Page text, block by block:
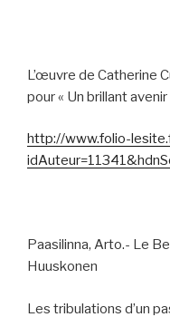
L’œuvre de Catherine
pour « Un brillant avenir
http://www.folio-
Paasilinna, Arto.- Le
Huuskonen
Les tribulations d’un